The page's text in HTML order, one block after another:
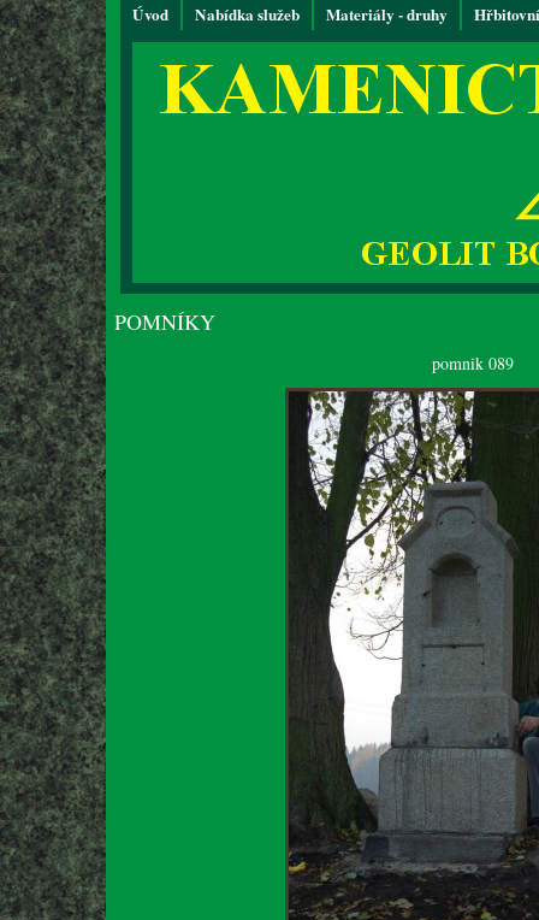
Úvod Nabídka služeb Materiály - druhy
POMNÍKY
pomnik 089